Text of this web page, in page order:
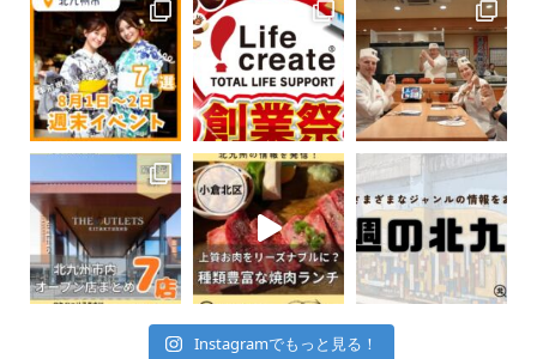
Instagramでもっと見る！